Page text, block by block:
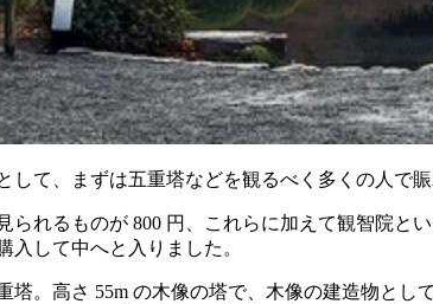
して、まずは五重塔などを観るべく多くの人で
られるものが 800 円、これらに加えて観智院
入して中へと入りました。
。高さ 55m の木像の塔で、木像の建造物と